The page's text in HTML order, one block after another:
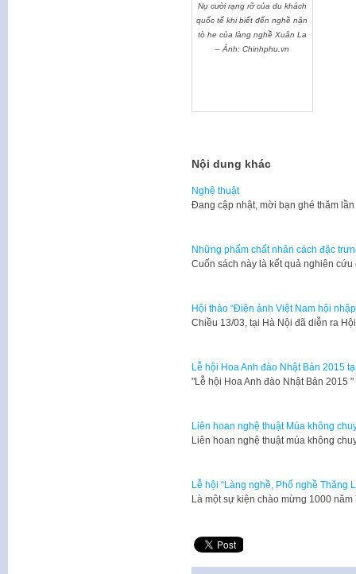
Nụ cười rạng rỡ của du khách
quốc tế khi biết đến nghề nặn
tò he của làng nghề Xuân La
– Ảnh: Chinhphu.vn
Nội dung khác
Nghệ thuật
​Đang cập nhật, mời bạn ghé thăm lần
Những phẩm chất nhân cách đặc
​Cuốn sách này là kết quả nghiên
Hội thảo “Điện ảnh Việt Nam hội
Chiều 13/03, tại Hà Nội đã diễn ra
Lễ hội Hoa Anh đào Nhật Bản 2015
​"Lễ hội Hoa Anh đào Nhật Bản
Liên hoan nghệ thuật Múa không
​Liên hoan nghệ thuật múa không
Lễ hội “Làng nghề, Phố nghề Thăng
​Là một sự kiện chào mừng 1000